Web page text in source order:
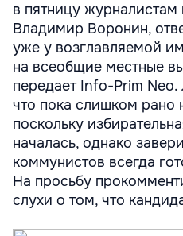
в пятницу
Владимир Воронин,
уже у возглавляемой
на всеобщие местные
передает Info-Prim
что пока слишком рано
поскольку
началась, однако
коммунистов всегда
На просьбу
слухи о том, что